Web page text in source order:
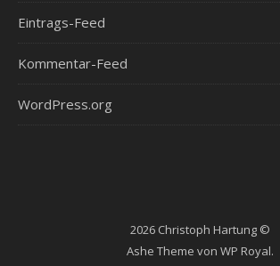
Eintrags-Feed
Kommentar-Feed
WordPress.org
2026 Christoph Hartung ©
Ashe Theme von WP Royal.